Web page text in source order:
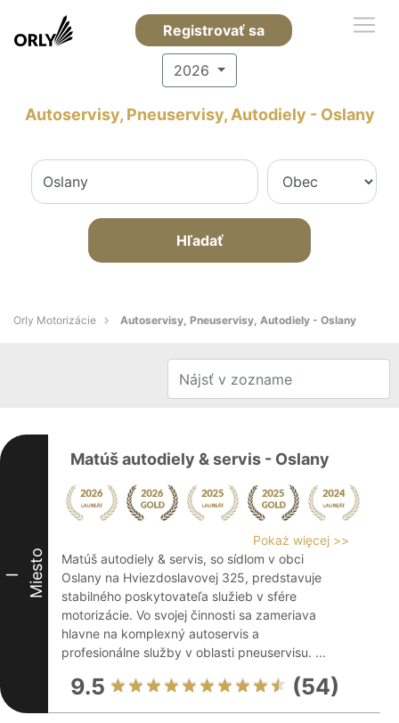
Registrovať sa
2026
Autoservisy, Pneuservisy, Autodiely - Oslany
Hľadať
Orly Motorizácie Autoservisy, Pneuservisy, Autodiely - Oslany
I Miesto
Matúš autodiely & servis - Oslany
Pokaż więcej >>
Matúš autodiely & servis, so sídlom v obci
Oslany na Hviezdoslavovej 325, predstavuje
stabilného poskytovateľa služieb v sfére
motorizácie. Vo svojej činnosti sa zameriava
hlavne na komplexný autoservis a
profesionálne služby v oblasti pneuservisu. ...
9.5 (54)